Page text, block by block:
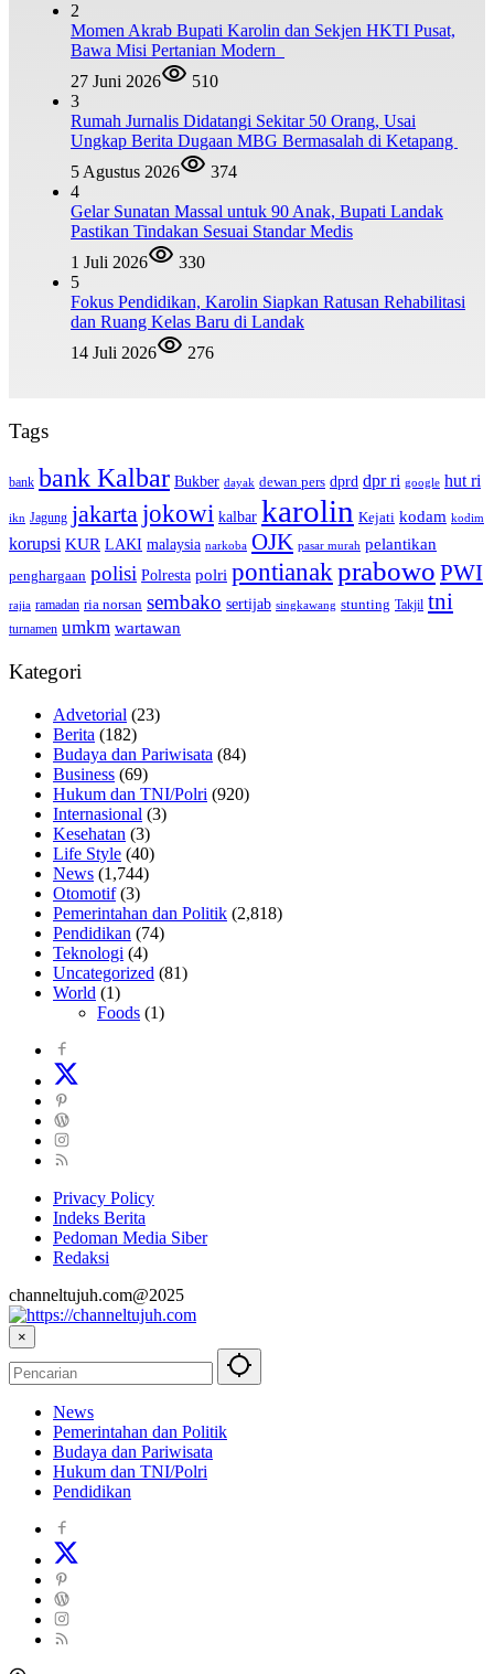
2
Momen Akrab Bupati Karolin dan Sekjen HKTI Pusat,
Bawa Misi Pertanian Modern
27 Juni 2026
510
3
Rumah Jurnalis Didatangi Sekitar 50 Orang, Usai
Ungkap Berita Dugaan MBG Bermasalah di Ketapang
5 Agustus 2026
374
4
Gelar Sunatan Massal untuk 90 Anak, Bupati Landak
Pastikan Tindakan Sesuai Standar Medis
1 Juli 2026
330
5
Fokus Pendidikan, Karolin Siapkan Ratusan Rehabilitasi
dan Ruang Kelas Baru di Landak
14 Juli 2026
276
Tags
bank bank Kalbar Bukber dayak dewan pers dprd dpr ri google hut ri
ikn Jagung jakarta jokowi kalbar karolin Kejati kodam kodim
korupsi KUR LAKI malaysia narkoba OJK pasar murah pelantikan
penghargaan polisi Polresta polri pontianakprabowo PWI
rajia ramadan ria norsan sembako sertijab singkawang stunting Takjil tni
turnamen umkm wartawan
Kategori
Advetorial (23)
Berita (182)
Budaya dan Pariwisata (84)
Business (69)
Hukum dan TNI/Polri (920)
Internasional (3)
Kesehatan (3)
Life Style (40)
News (1,744)
Otomotif(3)
Pemerintahan dan Politik (2,818)
Pendidikan (74)
Teknologi (4)
Uncategorized (81)
World (1)
Foods (1)
Privacy Policy
Indeks Berita
Pedoman Media Siber
Redaksi
channeltujuh.com@2025
×
News
Pemerintahan dan Politik
Budaya dan Pariwisata
Hukum dan TNI/Polri
Pendidikan